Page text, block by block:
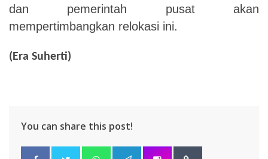
dan pemerintah pusat akan
mempertimbangkan relokasi ini.
(Era Suherti)
You can share this post!